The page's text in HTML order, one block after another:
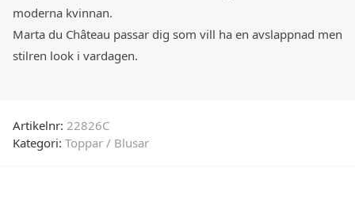
moderna kvinnan.
Marta du Château passar dig som vill ha en avslappnad men
stilren look i vardagen.
Artikelnr: 22826C
Kategori: Toppar / Blusar